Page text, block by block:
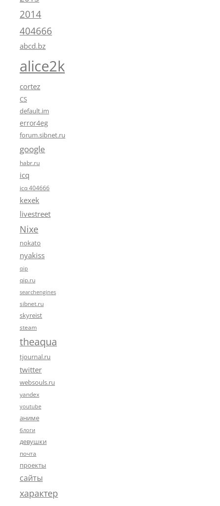
2014
404666
abcd.bz
alice2k
cortez
CS
default.im
error4eg
forum.sibnet.ru
google
habr.ru
icq
icq 404666
kexek
livestreet
Nixe
nokato
nyakiss
qip
qip.ru
searchengines
sibnet.ru
skyreist
steam
theaqua
tjournal.ru
twitter
websouls.ru
yandex
youtube
аниме
блоги
девушки
почта
проекты
сайты
характер